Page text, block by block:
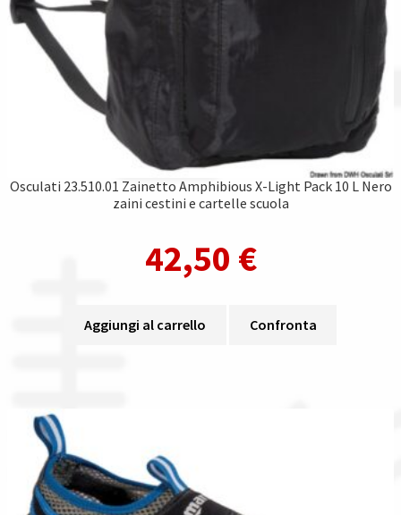
Osculati 23.510.01 Zainetto Amphibious X-Light Pack 10 L Nero
zaini cestini e cartelle scuola
42,50 €
Aggiungi al carrello Confronta